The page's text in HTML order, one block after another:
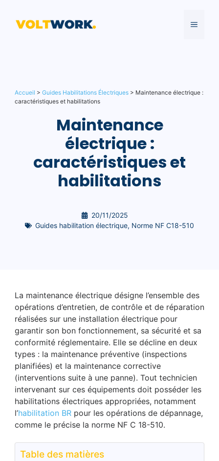
contenu
MENU
Accueil > Guides Habilitations Électriques > Maintenance électrique :
caractéristiques et habilitations
Maintenance
électrique :
caractéristiques et
habilitations
20/11/2025
Guides habilitation électrique, Norme NF C18-510
La maintenance électrique désigne l’ensemble des
opérations d’entretien, de contrôle et de réparation
réalisées sur une installation électrique pour
garantir son bon fonctionnement, sa sécurité et sa
conformité réglementaire. Elle se décline en deux
types : la maintenance préventive (inspections
planifiées) et la maintenance corrective
(interventions suite à une panne). Tout technicien
intervenant sur ces équipements doit posséder les
habilitations électriques appropriées, notamment
l’habilitation BR pour les opérations de dépannage,
comme le précise la norme NF C 18-510.
Table des matières